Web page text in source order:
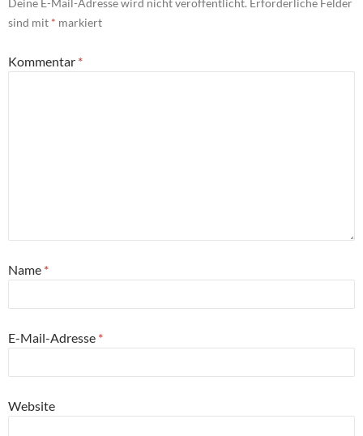
Deine E-Mail-Adresse wird nicht veröffentlicht. Erforderliche Felder
sind mit * markiert
Kommentar *
Name *
E-Mail-Adresse *
Website